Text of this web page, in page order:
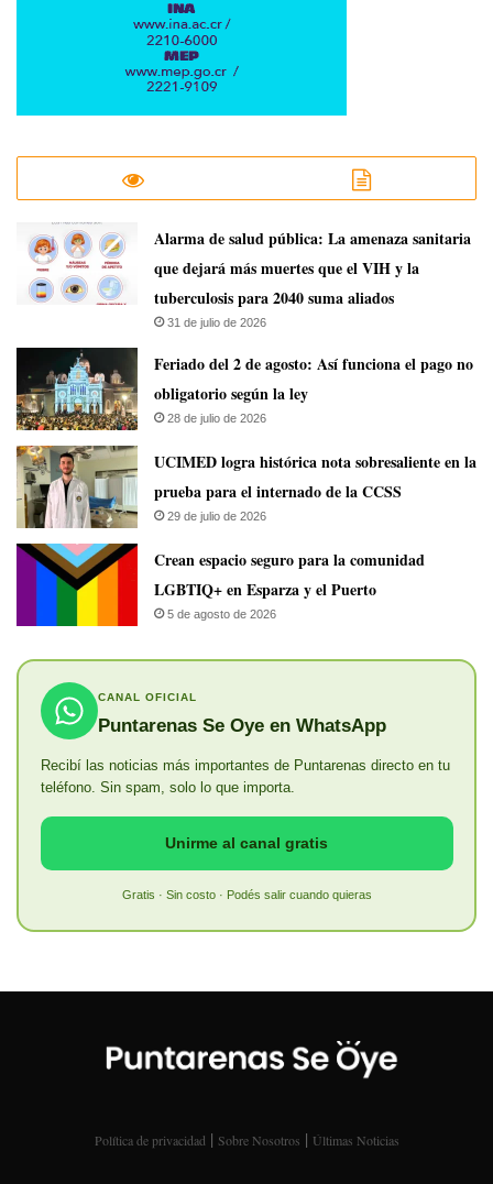
​Alarma de salud pública: La amenaza sanitaria
que dejará más muertes que el VIH y la
tuberculosis para 2040 suma aliados
31 de julio de 2026
Feriado del 2 de agosto: Así funciona el pago no
obligatorio según la ley
28 de julio de 2026
UCIMED logra histórica nota sobresaliente en la
prueba para el internado de la CCSS
29 de julio de 2026
Crean espacio seguro para la comunidad
LGBTIQ+ en Esparza y el Puerto
5 de agosto de 2026
CANAL OFICIAL
Puntarenas Se Oye en WhatsApp
Recibí las noticias más importantes de Puntarenas directo en tu
teléfono. Sin spam, solo lo que importa.
Unirme al canal gratis
Gratis · Sin costo · Podés salir cuando quieras
Política de privacidad | Sobre Nosotros | Últimas Noticias